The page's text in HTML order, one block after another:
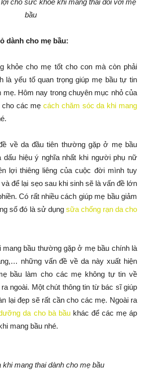
cho sức khỏe khi mang thai đối với mẹ
bầu
dành cho mẹ bầu:
khỏe cho mẹ tốt cho con mà còn phải
là yếu tố quan trọng giúp mẹ bầu tự tin
mẹ. Hôm nay trong chuyên mục nhỏ của
cho các mẹcách chăm sóc da khi mang
về da đầu tiên thường gặp ở mẹ bầu
hiệu ý nghĩa nhất khi người phụ nữ
lợi thiêng liêng của cuộc đời mình tuy
và để lại sẹo sau khi sinh sẽ là vấn đề lớn
Có rất nhiều cách giúp mẹ bầu giảm
số đó là sử dụng sữa chống rạn da cho
mang bầu thường gặp ở mẹ bầu chính là
những vấn đề về da này xuất hiện
bầu làm cho các mẹ không tự tin về
ngoài. Một chút thông tin từ bác sĩ giúp
lại đẹp sẽ rất cần cho các mẹ. Ngoài ra
da cho bà bầukhác để các mẹ áp
mang bầu nhé.
khi mang thai dành cho mẹ bầu